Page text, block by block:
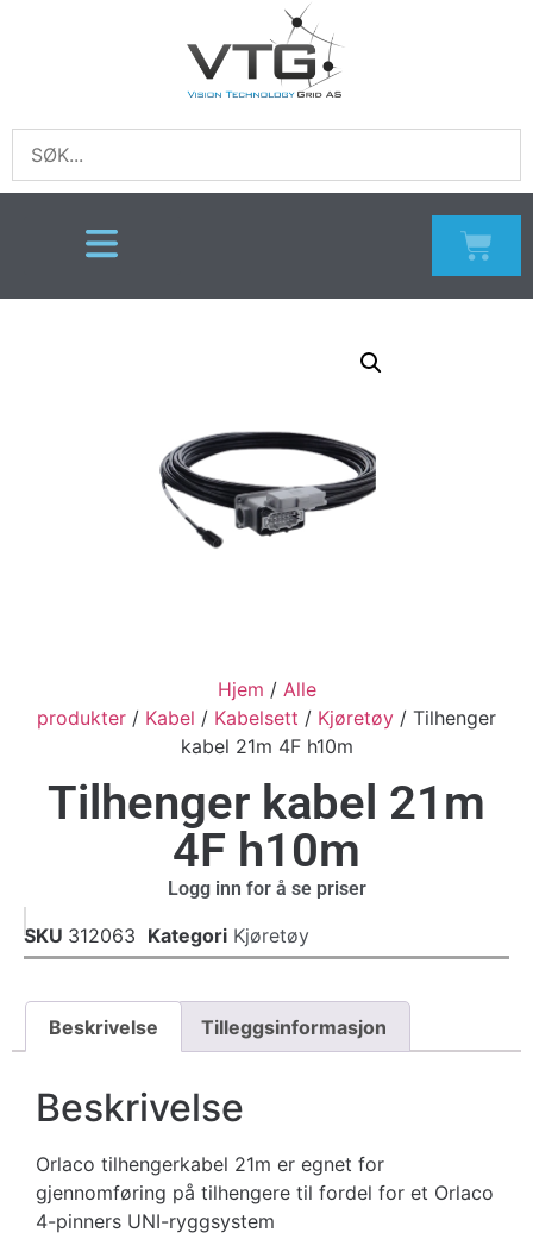
Hjem / Alle
produkter / Kabel / Kabelsett / Kjøretøy / Tilhenger
kabel 21m 4F h10m
Tilhenger kabel 21m
4F h10m
Logg inn for å se priser
SKU 312063 Kategori Kjøretøy
Beskrivelse Tilleggsinformasjon
Beskrivelse
Orlaco tilhengerkabel 21m er egnet for
gjennomføring på tilhengere til fordel for et Orlaco
4-pinners UNI-ryggsystem